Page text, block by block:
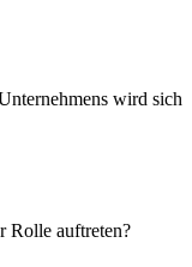
wird sich
Rolle auftreten?